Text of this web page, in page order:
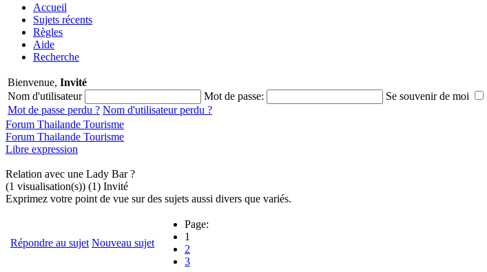
Accueil
Sujets récents
Règles
Aide
Recherche
Bienvenue, Invité
Nom d'utilisateur
Mot de passe:
Se souvenir de moi
Mot de passe perdu ? Nom d'utilisateur perdu ?
Forum Thailande Tourisme
Forum Thailande Tourisme
Libre expression
Relation avec une Lady Bar ?
(1 visualisation(s)) (1) Invité
Exprimez votre point de vue sur des sujets aussi divers que variés.
Répondre au sujet Nouveau sujet
Page:
1
2
3